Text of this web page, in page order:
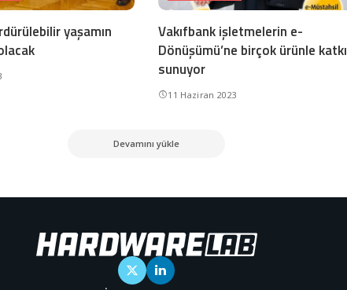
yaşamın
Vakıfbank işletmelerin e-
Dönüşümü’ne birçok ürünle katkı
sunuyor
11 Haziran 2023
Devamını yükle